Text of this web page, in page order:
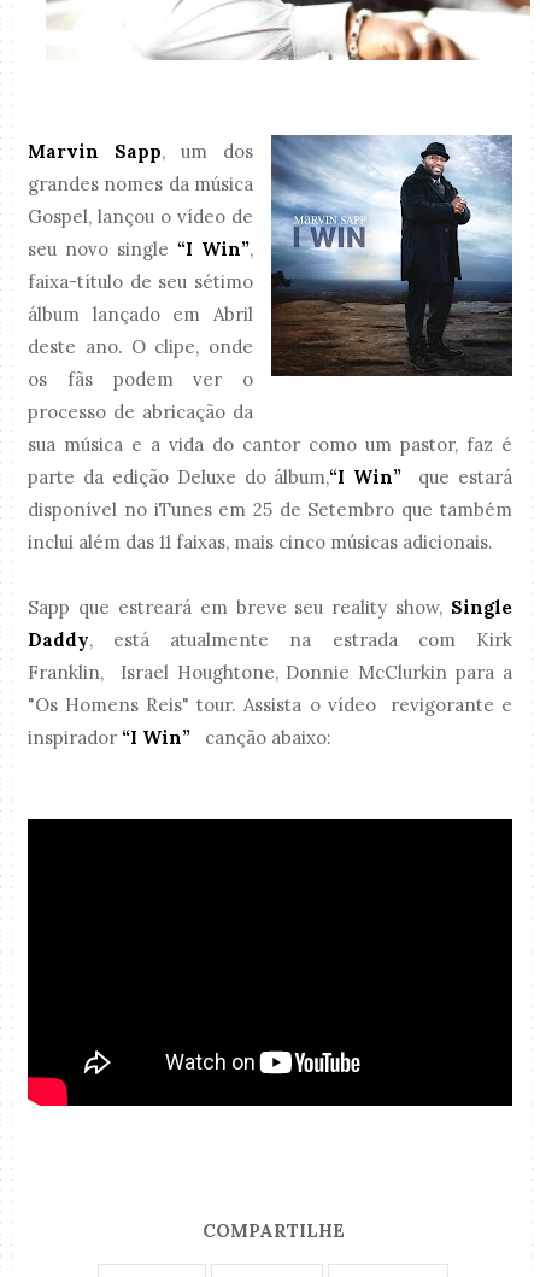
Marvin Sapp, um dos
grandes nomes da música
Gospel, lançou o vídeo de
seu novo single “I Win”,
faixa-título de seu sétimo
álbum lançado em Abril
deste ano. O clipe, onde
os fãs podem ver o
processo de abricação da
sua música e a vida do cantor como um pastor, faz é
parte da edição Deluxe do álbum,“I Win” que estará
disponível no iTunes em 25 de Setembro que também
inclui além das 11 faixas, mais cinco músicas adicionais.
Sapp que estreará em breve seu reality show, Single
Daddy, está atualmente na estrada com Kirk
Franklin, Israel Houghtone, Donnie McClurkin para a
"Os Homens Reis" tour. Assista o vídeo revigorante e
inspirador “I Win” canção abaixo:
COMPARTILHE